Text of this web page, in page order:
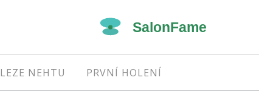
NEHTU PRVNÍ HOLENÍ